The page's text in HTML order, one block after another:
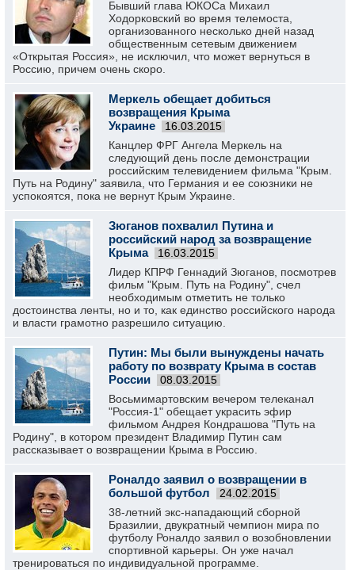
Бывший глава ЮКОСа Михаил
Ходорковский во время телемоста,
организованного несколько дней назад
общественным сетевым движением
«Открытая Россия», не исключил, что может вернуться в
Россию, причем очень скоро.
Меркель обещает добиться
возвращения Крыма
Украине
16.03.2015
Канцлер ФРГ Ангела Меркель на
следующий день после демонстрации
российским телевидением фильма "Крым.
Путь на Родину" заявила, что Германия и ее союзники не
успокоятся, пока не вернут Крым Украине.
Зюганов похвалил Путина и
российский народ за возвращение
Крыма
16.03.2015
Лидер КПРФ Геннадий Зюганов, посмотрев
фильм "Крым. Путь на Родину", счел
необходимым отметить не только
достоинства ленты, но и то, как единство российского народа
и власти грамотно разрешило ситуацию.
Путин: Мы были вынуждены начать
работу по возврату Крыма в состав
России
08.03.2015
Восьмимартовским вечером телеканал
"Россия-1" обещает украсить эфир
фильмом Андрея Кондрашова "Путь на
Родину", в котором президент Владимир Путин сам
рассказывает о возвращении Крыма в Россию.
Роналдо заявил о возвращении в
большой футбол
24.02.2015
38-летний экс-нападающий сборной
Бразилии, двукратный чемпион мира по
футболу Роналдо заявил о возобновлении
спортивной карьеры. Он уже начал
тренироваться по индивидуальной программе.